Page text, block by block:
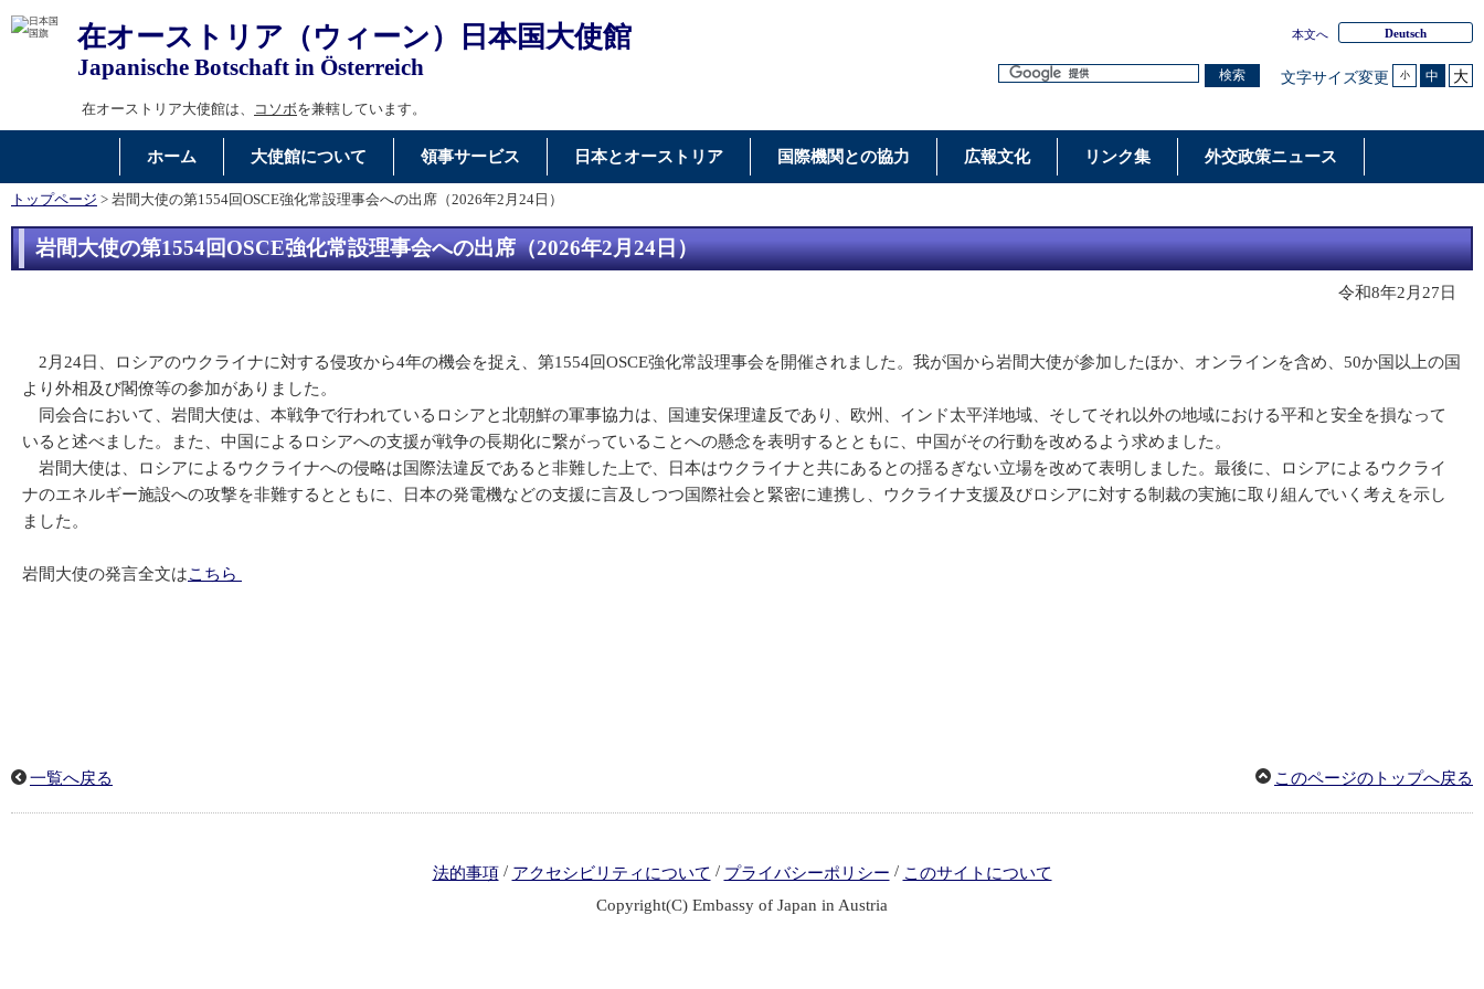
在オーストリア（ウィーン）日本国大使館
Japanische Botschaft in Österreich
本文へ Deutsch
検索 文字サイズ変更 小 中 大
在オーストリア大使館は、 コソボを兼轄しています。
ホーム 大使館について 領事サービス 日本とオーストリア 国際機関との協力 広報文化 リンク集 外交政策ニュース
トップページ > 岩間大使の第1554回OSCE強化常設理事会への出席（2026年2月24日）
岩間大使の第1554回OSCE強化常設理事会への出席（2026年2月24日）
令和8年2月27日
2月24日、ロシアのウクライナに対する侵攻から4年の機会を捉え、第1554回OSCE強化常設理事会を開催されました。我が国から岩間大使が参加したほか、オンラインを含め、50か国以上の国
より外相及び閣僚等の参加がありました。
同会合において、岩間大使は、本戦争で行われているロシアと北朝鮮の軍事協力は、国連安保理違反であり、欧州、インド太平洋地域、そしてそれ以外の地域における平和と安全を損なって
いると述べました。また、中国によるロシアへの支援が戦争の長期化に繋がっていることへの懸念を表明するとともに、中国がその行動を改めるよう求めました。
岩間大使は、ロシアによるウクライナへの侵略は国際法違反であると非難した上で、日本はウクライナと共にあるとの揺るぎない立場を改めて表明しました。最後に、ロシアによるウクライ
ナのエネルギー施設への攻撃を非難するとともに、日本の発電機などの支援に言及しつつ国際社会と緊密に連携し、ウクライナ支援及びロシアに対する制裁の実施に取り組んでいく考えを示し
ました。
岩間大使の発言全文はこちら
一覧へ戻る このページのトップへ戻る
法的事項 / アクセシビリティについて / プライバシーポリシー / このサイトについて
Copyright(C) Embassy of Japan in Austria